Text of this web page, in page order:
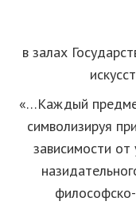
в залах
«…Каждый
символизируя
зависимости от